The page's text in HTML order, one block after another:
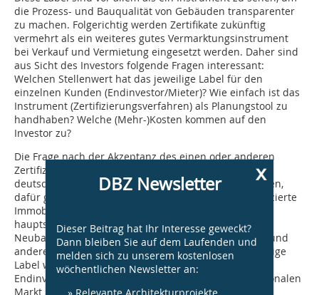
die Prozess- und Bauqualität von Gebäuden transparenter
zu machen. Folgerichtig werden Zertifikate zukünftig
vermehrt als ein weiteres gutes Vermarktungsinstrument
bei Verkauf und Vermietung eingesetzt werden. Daher sind
aus Sicht des Investors folgende Fragen interessant:
Welchen Stellenwert hat das jeweilige Label für den
einzelnen Kunden (Endinvestor/Mieter)? Wie einfach ist das
Instrument (Zertifizierungsverfahren) als Planungstool zu
handhaben? Welche (Mehr-)Kosten kommen auf den
Investor zu?
Die Frage nach der Akzeptanz des einen oder anderen
Zertifizierungsverfahren beim Kunden kann für den
deutschen Markt längst noch nicht beantwortet werden,
dafür gibt es noch zu wenige LEED- oder DGNB-zertifizierte
Immobilien in Deutschland. Außerdem wurde bisher
hauptsächlich der Gebäudetyp Verwaltungsgebäude
Neubau bewertet und nur wenige Bestandsgebäude und
andere Nutzungstypen. Die Vorauswahl für das jeweilige
Label wird derzeit im Hinblick auf den möglichen
Endinvestor bzw. Nutzer getroffen: Auf dem internationalen
Markt hat das amerikanische LEED-Label einen hohen
x
DBZ Newsletter
Dieser Beitrag hat Ihr Interesse geweckt?
Dann bleiben Sie auf dem Laufenden und
melden sich zu unserem kostenlosen
wöchentlichen Newsletter an: